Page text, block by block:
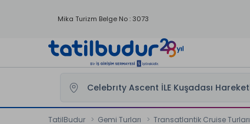
Mika Turizm Belge No : 3073
TatilBudur Gemi Turları Transatlantik Cruise Turları